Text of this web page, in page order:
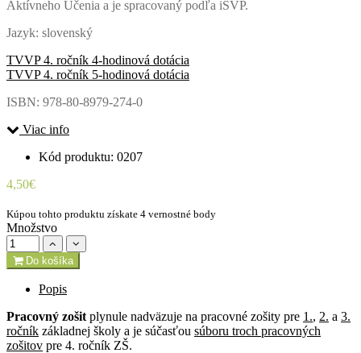
Aktívneho Učenia a je spracovaný podľa iŠVP.
Jazyk: slovenský
TVVP 4. ročník 4-hodinová dotácia
TVVP 4. ročník 5-hodinová dotácia
ISBN: 978-80-8979-274-0
Viac info
Kód produktu: 0207
4,50€
Kúpou tohto produktu získate 4 vernostné body
Množstvo
Do košíka
Popis
Pracovný zošit plynule nadväzuje na pracovné zošity pre 1., 2. a 3.
ročník základnej školy a je súčasťou súboru troch pracovných
zošitov pre 4. ročník ZŠ.